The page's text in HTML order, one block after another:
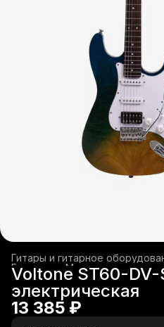
Гитары и гитарное
Музыкальные
Главная
Voltone ST60-DV-
электрическая
13 385 ₽